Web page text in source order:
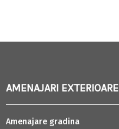
AMENAJARI EXTERIOARE
Amenajare gradina